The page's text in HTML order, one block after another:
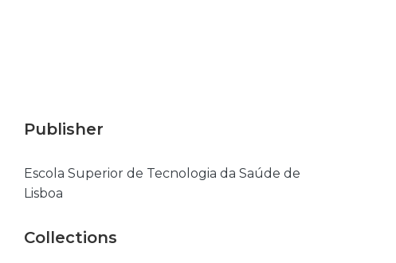
Publisher
Escola Superior de Tecnologia da Saúde de
Lisboa
Collections